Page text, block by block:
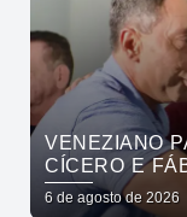
VENEZIANO
CÍCERO E
ESTAMOS
MAS
6 de agosto de 2026